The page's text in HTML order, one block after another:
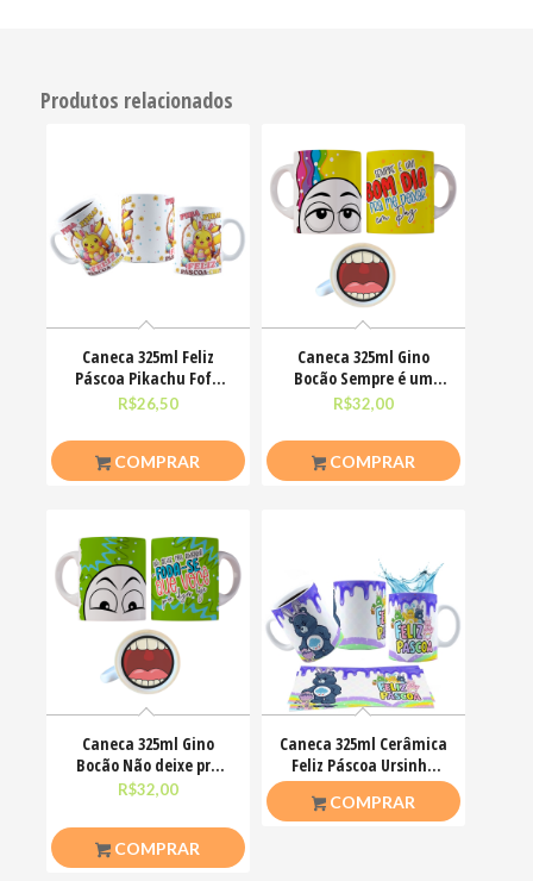
Produtos relacionados
Caneca 325ml Feliz
Páscoa Pikachu Fofo
divertido
R$26,50
COMPRAR
Caneca 325ml Gino
Bocão Sempre é um
bom dia pra me deixar
R$32,00
COMPRAR
Caneca 325ml Gino
Bocão Não deixe pra
amanhã o foda-se que
R$32,00
COMPRAR
Caneca 325ml Cerâmica
Feliz Páscoa Ursinho
Carinhosos
COMPRAR